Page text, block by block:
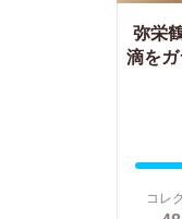
弥栄
滴を
コレ